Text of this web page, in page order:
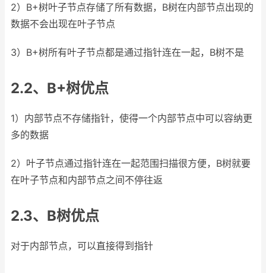
2）B+树叶子节点存储了所有数据，B树在内部节点出现的
数据不会出现在叶子节点
3）B+树所有叶子节点都是通过指针连在一起，B树不是
2.2、B+树优点
1）内部节点不存储指针，使得一个内部节点中可以容纳更
多的数据
2）叶子节点通过指针连在一起范围扫描很方便，B树就要
在叶子节点和内部节点之间不停往返
2.3、B树优点
对于内部节点，可以直接得到指针